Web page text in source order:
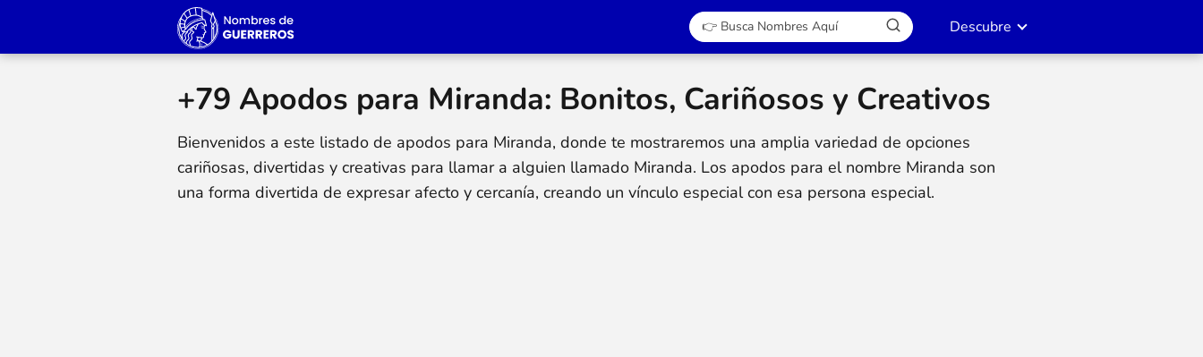
Descubre
+79 Apodos para Miranda: Bonitos, Cariñosos y Creativos
Bienvenidos a este listado de apodos para Miranda, donde te mostraremos una amplia variedad de opciones
cariñosas, divertidas y creativas para llamar a alguien llamado Miranda. Los apodos para el nombre Miranda son
una forma divertida de expresar afecto y cercanía, creando un vínculo especial con esa persona especial.